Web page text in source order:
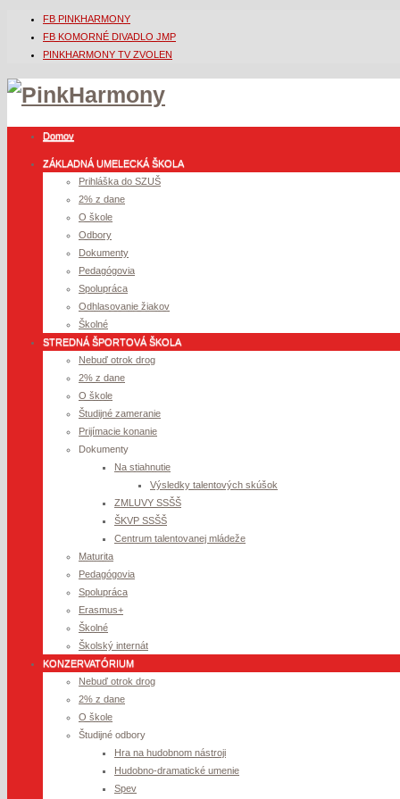
FB PINKHARMONY
FB KOMORNÉ DIVADLO JMP
PINKHARMONY TV ZVOLEN
Domov
ZÁKLADNÁ UMELECKÁ ŠKOLA
Prihláška do SZUŠ
2% z dane
O škole
Odbory
Dokumenty
Pedagógovia
Spolupráca
Odhlasovanie žiakov
Školné
STREDNÁ ŠPORTOVÁ ŠKOLA
Nebuď otrok drog
2% z dane
O škole
Študijné zameranie
Prijímacie konanie
Dokumenty
Na stiahnutie
Výsledky talentových skúšok
ZMLUVY SSŠŠ
ŠKVP SSŠŠ
Centrum talentovanej mládeže
Maturita
Pedagógovia
Spolupráca
Erasmus+
Školné
Školský internát
KONZERVATÓRIUM
Nebuď otrok drog
2% z dane
O škole
Študijné odbory
Hra na hudobnom nástroji
Hudobno-dramatické umenie
Spev